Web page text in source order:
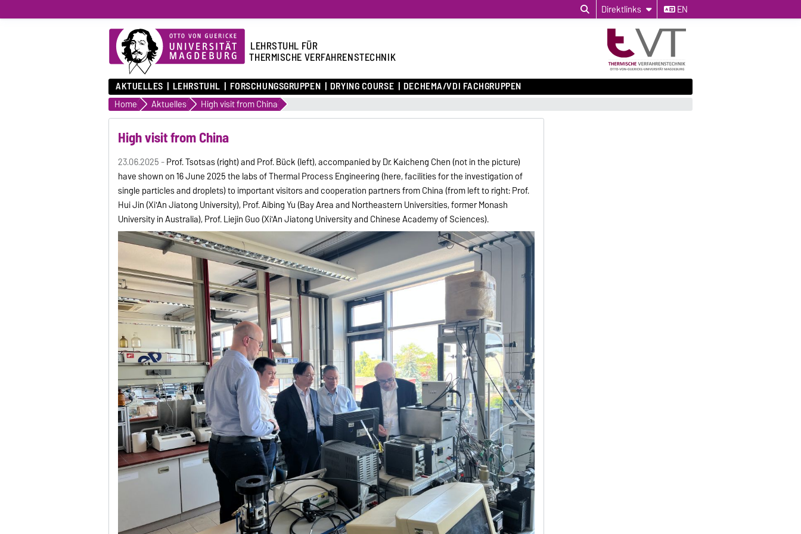
Direktlinks EN
LEHRSTUHL FÜR
THERMISCHE VERFAHRENSTECHNIK
AKTUELLES LEHRSTUHL FORSCHUNGSGRUPPEN DRYING COURSE DECHEMA/VDI FACHGRUPPEN
Home Aktuelles High visit from China
High visit from China
23.06.2025 -Prof. Tsotsas (right) and Prof. Bück (left), accompanied by Dr. Kaicheng Chen (not in the picture)
have shown on 16 June 2025 the labs of Thermal Process Engineering (here, facilities for the investigation of
single particles and droplets) to important visitors and cooperation partners from China (from left to right: Prof.
Hui Jin (Xi'An Jiatong University), Prof. Aibing Yu (Bay Area and Northeastern Universities, former Monash
University in Australia), Prof. Liejin Guo (Xi'An Jiatong University and Chinese Academy of Sciences).